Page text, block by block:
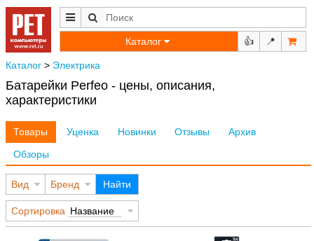
Каталог 👍 📍
Каталог > Электрика
Батарейки Perfeo - цены, описания,
характеристики
Товары Уценка Новинки Отзывы
Архив
Обзоры
Вид Бренд Найти
Сортировка Название